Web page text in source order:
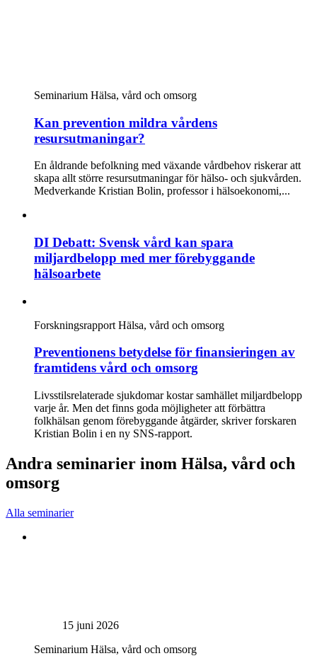
Seminarium Hälsa, vård och omsorg
Kan prevention mildra vårdens
resursutmaningar?
En åldrande befolkning med växande vårdbehov riskerar att
skapa allt större resursutmaningar för hälso- och sjukvården.
Medverkande Kristian Bolin, professor i hälsoekonomi,...
DI Debatt: Svensk vård kan spara
miljardbelopp med mer förebyggande
hälsoarbete
Forskningsrapport Hälsa, vård och omsorg
Preventionens betydelse för finansieringen av
framtidens vård och omsorg
Livsstilsrelaterade sjukdomar kostar samhället miljardbelopp
varje år. Men det finns goda möjligheter att förbättra
folkhälsan genom förebyggande åtgärder, skriver forskaren
Kristian Bolin i en ny SNS-rapport.
Andra seminarier inom Hälsa, vård och
omsorg
Alla seminarier
15 juni 2026
Seminarium Hälsa, vård och omsorg